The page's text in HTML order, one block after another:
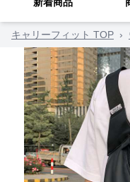
キャリーフィット TOP ›